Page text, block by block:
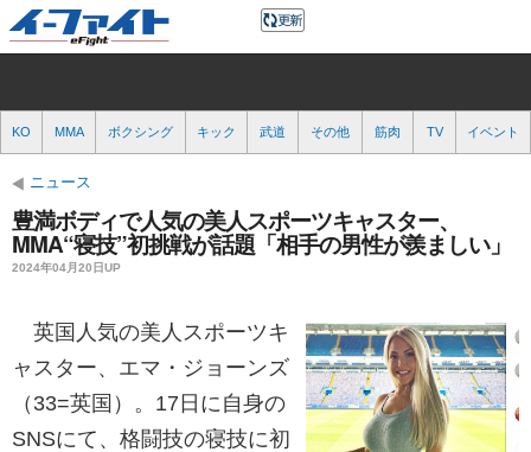
KO MMA ボクシング キック 武道 その他 筋肉 TV イベント
ニュース
豊満ボディで人気の美人スポーツキャスター、
MMA“寝技”初挑戦が話題「相手の男性が羨ましい」
2024年04月20日UP
英国人気の美人スポーツキ
ャスター、エマ・ジョーンズ
（33=英国）。17日に自身の
SNSにて、格闘技の寝技に初